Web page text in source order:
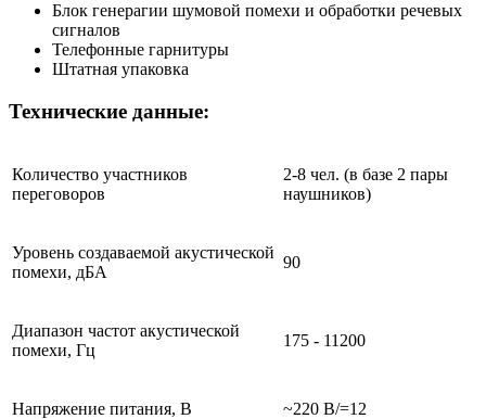
Блок генерагии шумовой помехи и обработки речевых
сигналов
Телефонные гарнитуры
Штатная упаковка
Технические данные:
Количество участников
переговоров
2-8 чел. (в базе 2 пары
наушников)
Уровень создаваемой акустической
помехи, дБА
90
Диапазон частот акустической
помехи, Гц
175 - 11200
Напряжение питания, В ~220 В/=12